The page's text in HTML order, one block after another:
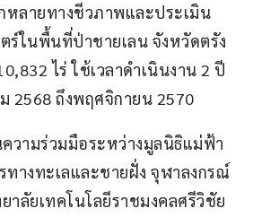
ลายทางชีวภาพและประเมิน
ร์ในพื้นที่ป่าชายเลน จังหวัดตรัง
ไร่ ใช้เวลาดำเนินงาน 2 ปี
2568 ถึงพฤศจิกายน 2570
ความร่วมมือระหว่างมูลนิธิแม่ฟ้า
ทางทะเลและชายฝั่ง จุฬาลงกรณ์
าลัยเทคโนโลยีราชมงคลศรีวิชัย